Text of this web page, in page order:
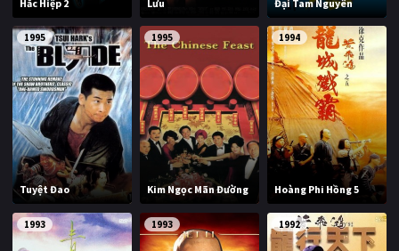
Hắc Hiệp 2
Lưu
Đại Tam Nguyên
1995
Tuyệt Đao
1995
Kim Ngọc Mãn Đường
1994
Hoàng Phi Hồng 5
1993 1993 1992